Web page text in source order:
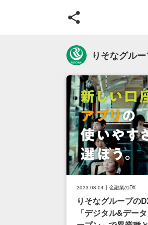
トップページ
NEXT DX LEADER 創
利用規約・運営会社
著作権・商標権・リ
プライバシーポリシー
Cookie等利用ポリシー
お問い合わせ
りそなグル
りそなグループの
「デジタル&デー
2023.08.04 金融業のDX